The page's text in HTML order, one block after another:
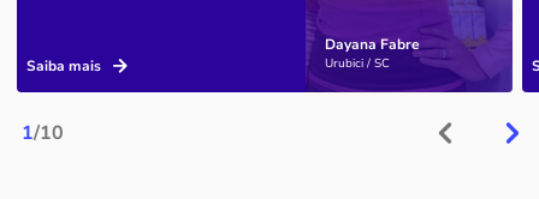
1/10
Dayana Fabre
Urubici / SC
Saiba mais